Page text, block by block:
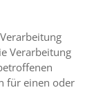
Verarbeitung
für einen oder